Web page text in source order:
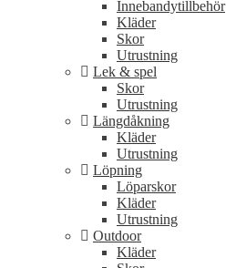
Innebandytillbehör
Kläder
Skor
Utrustning
Lek & spel
Skor
Utrustning
Längdåkning
Kläder
Utrustning
Löpning
Löparskor
Kläder
Utrustning
Outdoor
Kläder